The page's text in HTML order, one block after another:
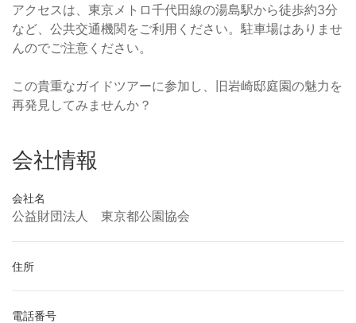
アクセスは、東京メトロ千代田線の湯島駅から徒歩約3分
など、公共交通機関をご利用ください。駐車場はありませ
んのでご注意ください。
この貴重なガイドツアーに参加し、旧岩崎邸庭園の魅力を
再発見してみませんか？
会社情報
会社名
公益財団法人 東京都公園協会
住所
電話番号